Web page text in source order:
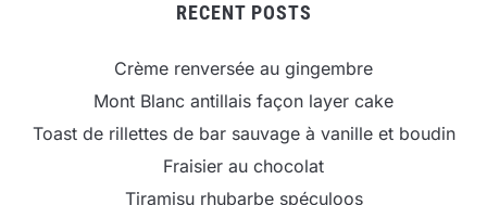
RECENT POSTS
Crème renversée au gingembre
Mont Blanc antillais façon layer cake
Toast de rillettes de bar sauvage à vanille et boudin
Fraisier au chocolat
Tiramisu rhubarbe spéculoos